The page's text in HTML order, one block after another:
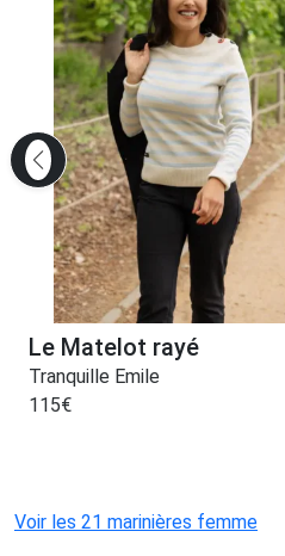
Le Matelot rayé
Tranquille Emile
115€
Voir les 21 marinières femme